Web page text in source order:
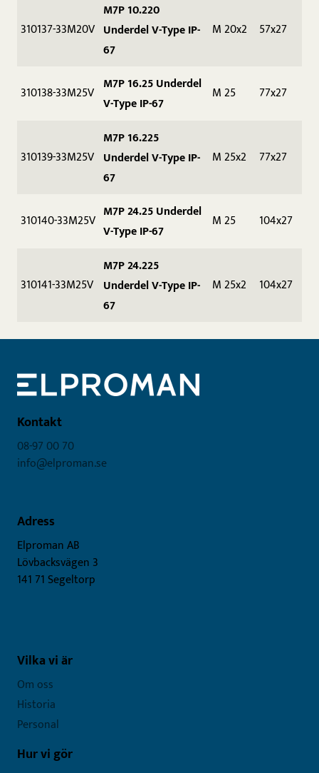
310137-33M20V
M7P 10.220
Underdel V-Type IP-
67
M 20x2 57x27
310138-33M25V M7P 16.25 Underdel
V-Type IP-67
M 25 77x27
310139-33M25V
M7P 16.225
Underdel V-Type IP-
67
M 25x2 77x27
310140-33M25V M7P 24.25 Underdel
V-Type IP-67
M 25 104x27
310141-33M25V
M7P 24.225
Underdel V-Type IP-
67
M 25x2 104x27
Kontakt
08-97 00 70
info@elproman.se
Adress
Elproman AB
Lövbacksvägen 3
141 71 Segeltorp
Vilka vi är
Om oss
Historia
Personal
Hur vi gör